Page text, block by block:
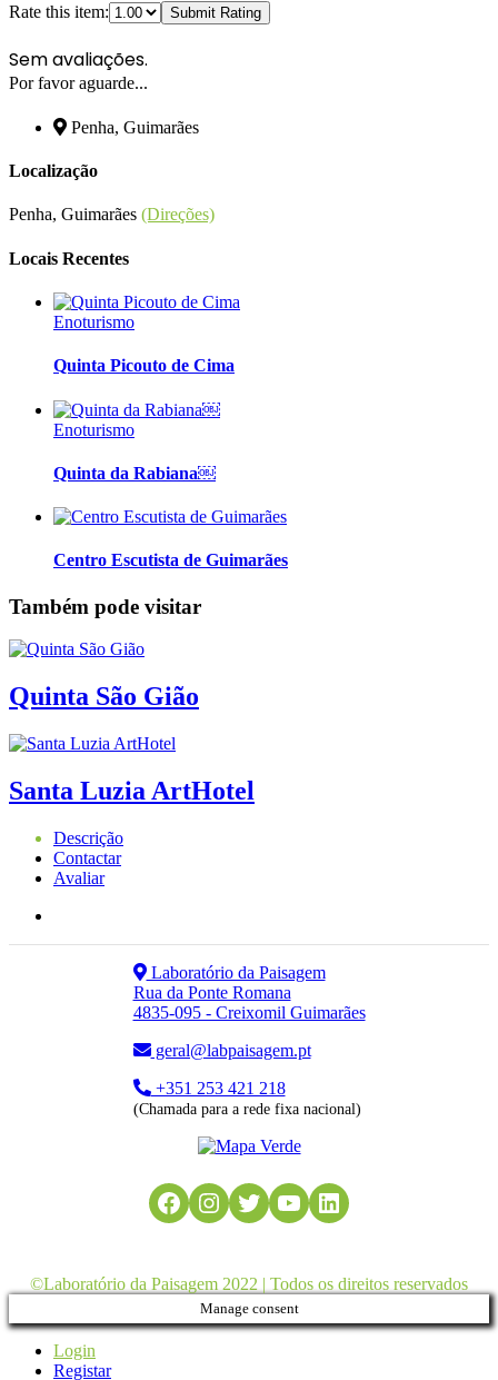
Rate this item: Submit Rating
Sem avaliações.
Por favor aguarde...
Penha, Guimarães
Localização
Penha, Guimarães (Direções)
Locais Recentes
Enoturismo
Quinta Picouto de Cima
Enoturismo
Quinta da Rabiana￼
Centro Escutista de Guimarães
Também pode visitar
Quinta São Gião
Santa Luzia ArtHotel
Descrição
Contactar
Avaliar
Laboratório da Paisagem
Rua da Ponte Romana
4835-095 - Creixomil Guimarães
geral@labpaisagem.pt
+351 253 421 218
(Chamada para a rede fixa nacional)
Facebook
Instagram
TwitterYouTubeLinkedIn
©Laboratório da Paisagem 2022 | Todos os direitos reservados
Manage consent
Login
Registar